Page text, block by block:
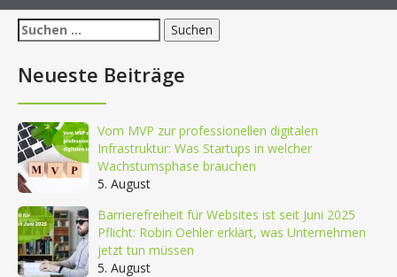
Suchen
nach:
Neueste Beiträge
Vom MVP zur professionellen digitalen
Infrastruktur: Was Startups in welcher
Wachstumsphase brauchen
5. August
Barrierefreiheit für Websites ist seit Juni 2025
Pflicht: Robin Oehler erklärt, was Unternehmen
jetzt tun müssen
5. August